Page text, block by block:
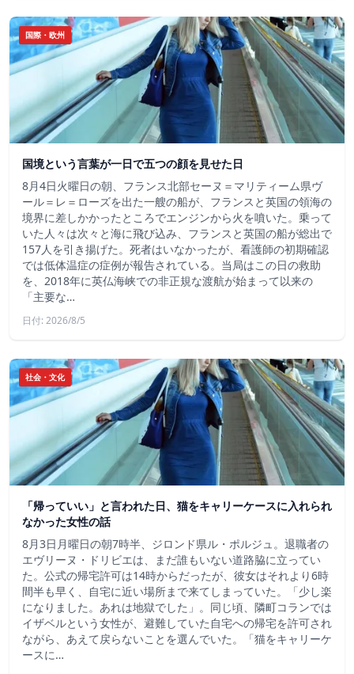
国際・欧州
国境という言葉が一日で五つの顔を見せた日
8月4日火曜日の朝、フランス北部セーヌ＝マリティーム県ヴ
ール＝レ＝ローズを出た一艘の船が、フランスと英国の領海の
境界に差しかかったところでエンジンから火を噴いた。乗って
いた人々は次々と海に飛び込み、フランスと英国の船が総出で
157人を引き揚げた。死者はいなかったが、看護師の初期確認
では低体温症の症例が報告されている。当局はこの日の救助
を、2018年に英仏海峡での非正規な渡航が始まって以来の
「主要な…
日付: 2026/8/5
社会・文化
「帰っていい」と言われた日、猫をキャリーケースに入れられ
なかった女性の話
8月3日月曜日の朝7時半、ジロンド県ル・ポルジュ。退職者の
エヴリーヌ・ドリビエは、まだ誰もいない道路脇に立ってい
た。公式の帰宅許可は14時からだったが、彼女はそれより6時
間半も早く、自宅に近い場所まで来てしまっていた。「少し楽
になりました。あれは地獄でした」。同じ頃、隣町コランでは
イザベルという女性が、避難していた自宅への帰宅を許可され
ながら、あえて戻らないことを選んでいた。「猫をキャリーケ
ースに…